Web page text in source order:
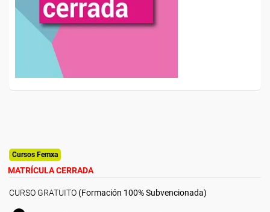
Cursos Femxa
MATRÍCULA CERRADA
CURSO GRATUITO (Formación 100% Subvencionada)